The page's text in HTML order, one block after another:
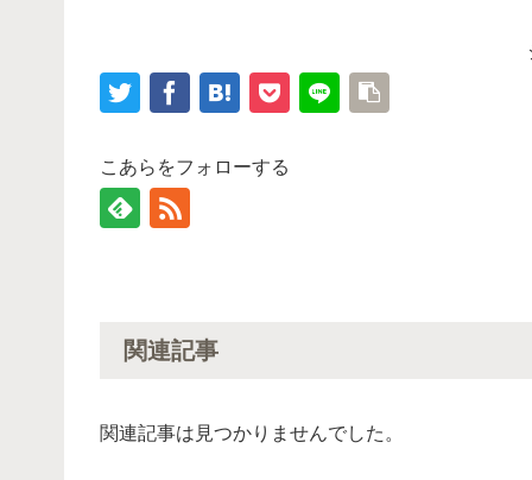
こあらをフォローする
関連記事
関連記事は見つかりませんでした。